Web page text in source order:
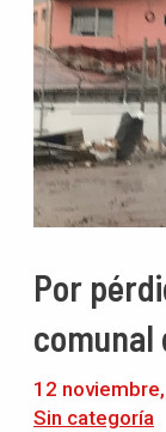
Por
comunal
12
Sin categoría